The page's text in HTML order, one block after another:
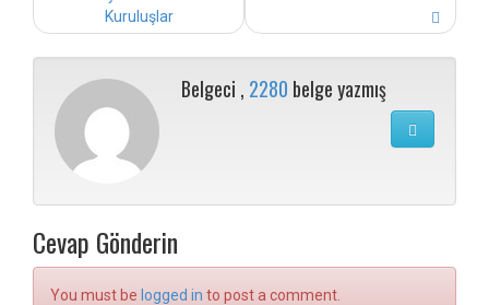
Kuruluşlar
Belgeci , 2280 belge yazmış
Cevap Gönderin
You must be logged in to post a comment.